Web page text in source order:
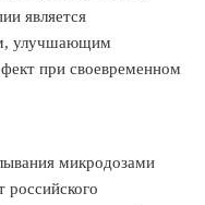
является
улучшающим
при своевременном
микродозами
российского